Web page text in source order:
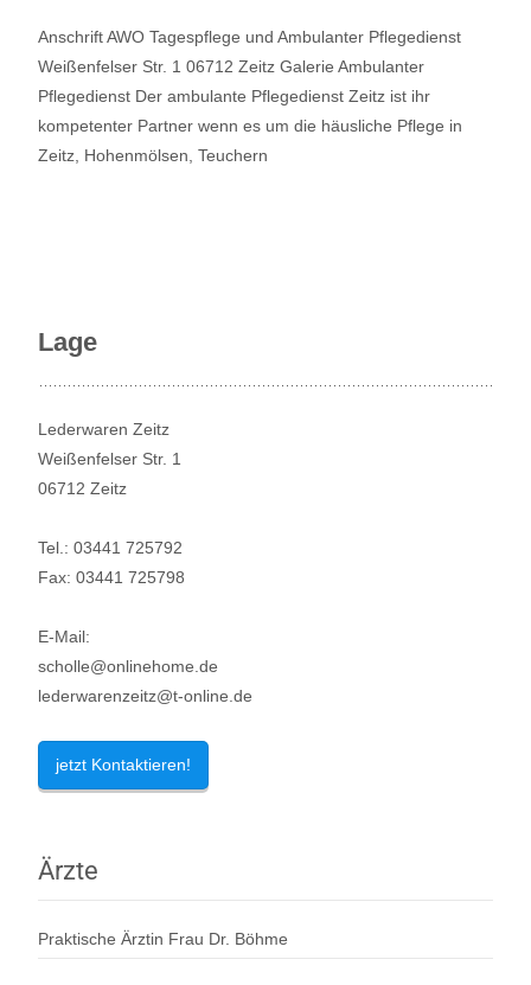
Anschrift AWO Tagespflege und Ambulanter Pflegedienst
Weißenfelser Str. 1 06712 Zeitz Galerie Ambulanter
Pflegedienst Der ambulante Pflegedienst Zeitz ist ihr
kompetenter Partner wenn es um die häusliche Pflege in
Zeitz, Hohenmölsen, Teuchern
Lage
Lederwaren Zeitz
Weißenfelser Str. 1
06712 Zeitz
Tel.: 03441 725792
Fax: 03441 725798
E-Mail:
scholle@onlinehome.de
lederwarenzeitz@t-online.de
jetzt Kontaktieren!
Ärzte
Praktische Ärztin Frau Dr. Böhme